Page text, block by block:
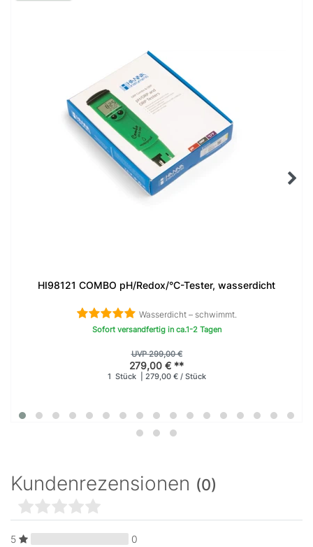
HI98121 COMBO pH/Redox/°C-Tester, wasserdicht
Wasserdicht – schwimmt.
Sofort versandfertig in ca.1-2 Tagen
UVP 299,00 €
279,00 € **
1 Stück | 279,00 € / Stück
Kundenrezensionen (0)
5
0